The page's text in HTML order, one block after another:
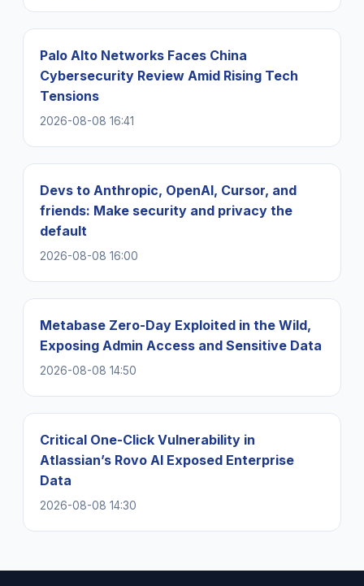
Palo Alto Networks Faces China
Cybersecurity Review Amid Rising Tech
Tensions
2026-08-08 16:41
Devs to Anthropic, OpenAI, Cursor, and
friends: Make security and privacy the
default
2026-08-08 16:00
Metabase Zero-Day Exploited in the Wild,
Exposing Admin Access and Sensitive Data
2026-08-08 14:50
Critical One-Click Vulnerability in
Atlassian’s Rovo AI Exposed Enterprise
Data
2026-08-08 14:30